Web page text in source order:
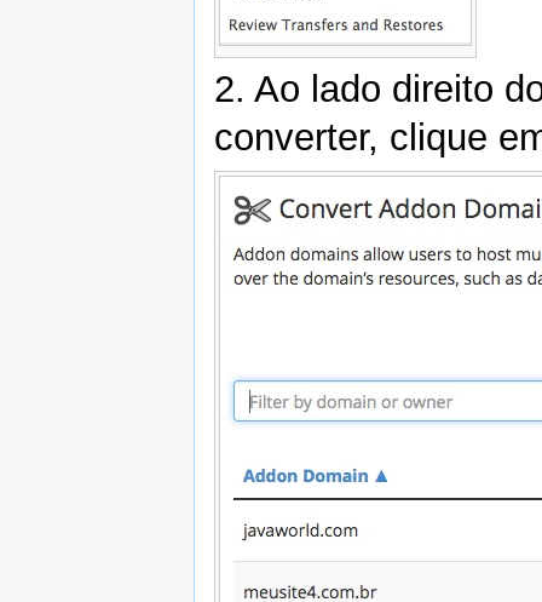
2. Ao lado direito
converter, clique